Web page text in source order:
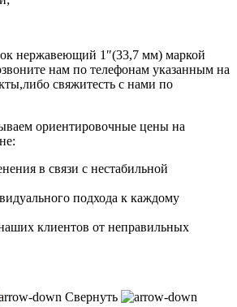
нержавеющий 1″(33,7 мм) маркой
нам по телефонам указанным на
свяжитесть с нами по
ориентировочные цены на
в связи с нестабильной
подхода к каждому
клиентов от неправильных
Свернуть